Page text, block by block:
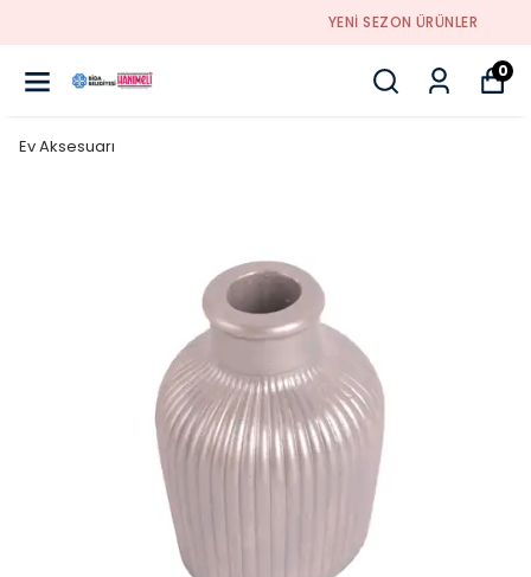
YENI SEZON ÜRÜNLER
0
Ev Aksesuarı